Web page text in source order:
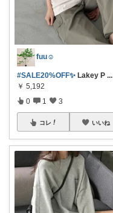
fuu☺︎
#SALE20%OFF✨ Lakey P ...
￥ 5,192
0 1 3
コレ いいね